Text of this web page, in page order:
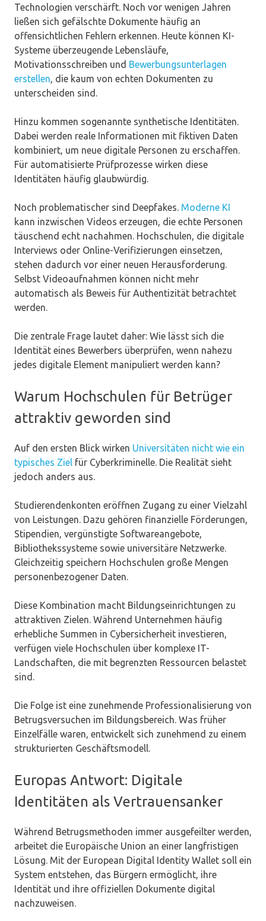
Technologien verschärft. Noch vor wenigen Jahren
ließen sich gefälschte Dokumente häufig an
offensichtlichen Fehlern erkennen. Heute können KI-
Systeme überzeugende Lebensläufe,
Motivationsschreiben und Bewerbungsunterlagen
erstellen, die kaum von echten Dokumenten zu
unterscheiden sind.
Hinzu kommen sogenannte synthetische Identitäten.
Dabei werden reale Informationen mit fiktiven Daten
kombiniert, um neue digitale Personen zu erschaffen.
Für automatisierte Prüfprozesse wirken diese
Identitäten häufig glaubwürdig.
Noch problematischer sind Deepfakes. Moderne KI
kann inzwischen Videos erzeugen, die echte Personen
täuschend echt nachahmen. Hochschulen, die digitale
Interviews oder Online-Verifizierungen einsetzen,
stehen dadurch vor einer neuen Herausforderung.
Selbst Videoaufnahmen können nicht mehr
automatisch als Beweis für Authentizität betrachtet
werden.
Die zentrale Frage lautet daher: Wie lässt sich die
Identität eines Bewerbers überprüfen, wenn nahezu
jedes digitale Element manipuliert werden kann?
Warum Hochschulen für Betrüger
attraktiv geworden sind
Auf den ersten Blick wirken Universitäten nicht wie ein
typisches Ziel für Cyberkriminelle. Die Realität sieht
jedoch anders aus.
Studierendenkonten eröffnen Zugang zu einer Vielzahl
von Leistungen. Dazu gehören finanzielle Förderungen,
Stipendien, vergünstigte Softwareangebote,
Bibliothekssysteme sowie universitäre Netzwerke.
Gleichzeitig speichern Hochschulen große Mengen
personenbezogener Daten.
Diese Kombination macht Bildungseinrichtungen zu
attraktiven Zielen. Während Unternehmen häufig
erhebliche Summen in Cybersicherheit investieren,
verfügen viele Hochschulen über komplexe IT-
Landschaften, die mit begrenzten Ressourcen belastet
sind.
Die Folge ist eine zunehmende Professionalisierung von
Betrugsversuchen im Bildungsbereich. Was früher
Einzelfälle waren, entwickelt sich zunehmend zu einem
strukturierten Geschäftsmodell.
Europas Antwort: Digitale
Identitäten als Vertrauensanker
Während Betrugsmethoden immer ausgefeilter werden,
arbeitet die Europäische Union an einer langfristigen
Lösung. Mit der European Digital Identity Wallet soll ein
System entstehen, das Bürgern ermöglicht, ihre
Identität und ihre offiziellen Dokumente digital
nachzuweisen.